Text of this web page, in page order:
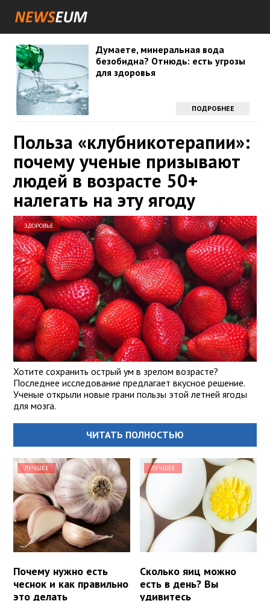
Думаете, минеральная вода
безобидна? Отнюдь: есть угрозы
для здоровья
ПОДРОБНЕЕ
Польза «клубникотерапии»:
почему ученые призывают
людей в возрасте 50+
налегать на эту ягоду
ЗДОРОВЬЕ
Хотите сохранить острый ум в зрелом возрасте?
Последнее исследование предлагает вкусное решение.
Ученые открыли новые грани пользы этой летней ягоды
для мозга.
ЧИТАТЬ ПОЛНОСТЬЮ
ЛУЧШЕЕ
Почему нужно есть
чеснок и как правильно
это делать
ЛУЧШЕЕ
Сколько яиц можно
есть в день? Вы
удивитесь